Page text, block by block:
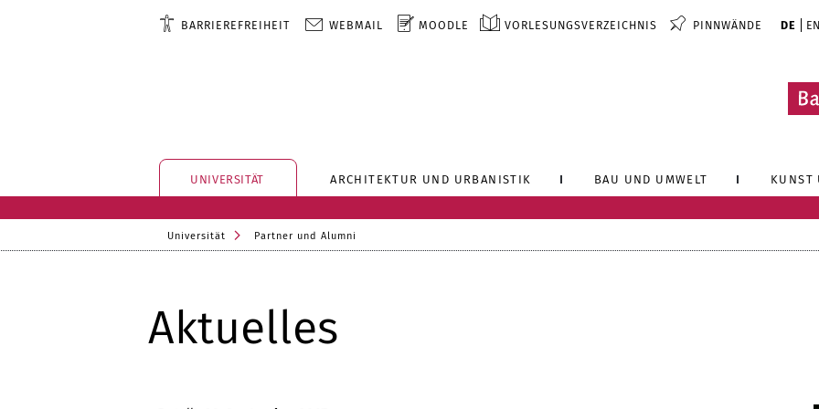
BARRIEREFREIHEIT WEBMAIL MOODLE VORLESUNGSVERZEICHNIS PINNWÄNDE DE EN
UNIVERSITÄT ARCHITEKTUR UND URBANISTIK BAU UND UMWELT KUNST
Universität Partner und Alumni
Aktuelles